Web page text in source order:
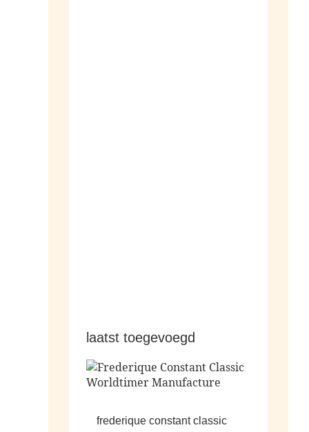
laatst toegevoegd
frederique constant classic